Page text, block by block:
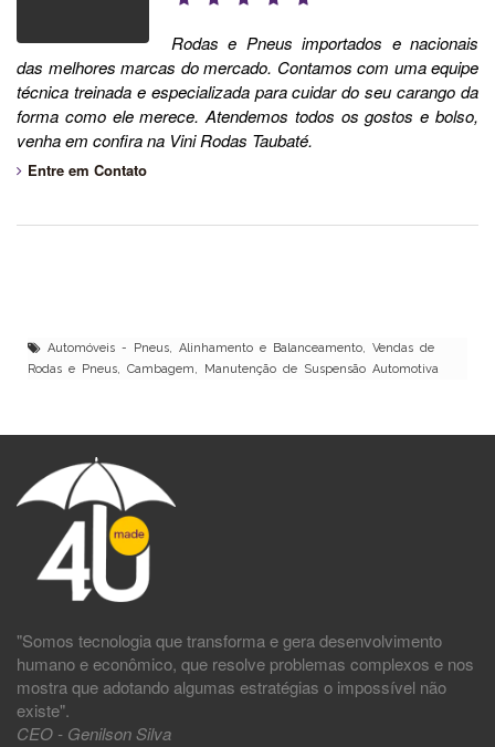
Rodas e Pneus importados e nacionais
das melhores marcas do mercado. Contamos com uma equipe
técnica treinada e especializada para cuidar do seu carango da
forma como ele merece. Atendemos todos os gostos e bolso,
venha em confira na Vini Rodas Taubaté.
Entre em Contato
Automóveis - Pneus, Alinhamento e Balanceamento, Vendas de
Rodas e Pneus, Cambagem, Manutenção de Suspensão Automotiva
"Somos tecnologia que transforma e gera desenvolvimento
humano e econômico, que resolve problemas complexos e nos
mostra que adotando algumas estratégias o impossível não
existe".
CEO - Genilson Silva